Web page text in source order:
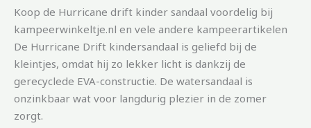
Koop de Hurricane drift kinder sandaal voordelig bij
kampeerwinkeltje.nl en vele andere kampeerartikelen
De Hurricane Drift kindersandaal is geliefd bij de
kleintjes, omdat hij zo lekker licht is dankzij de
gerecyclede EVA-constructie. De watersandaal is
onzinkbaar wat voor langdurig plezier in de zomer
zorgt.